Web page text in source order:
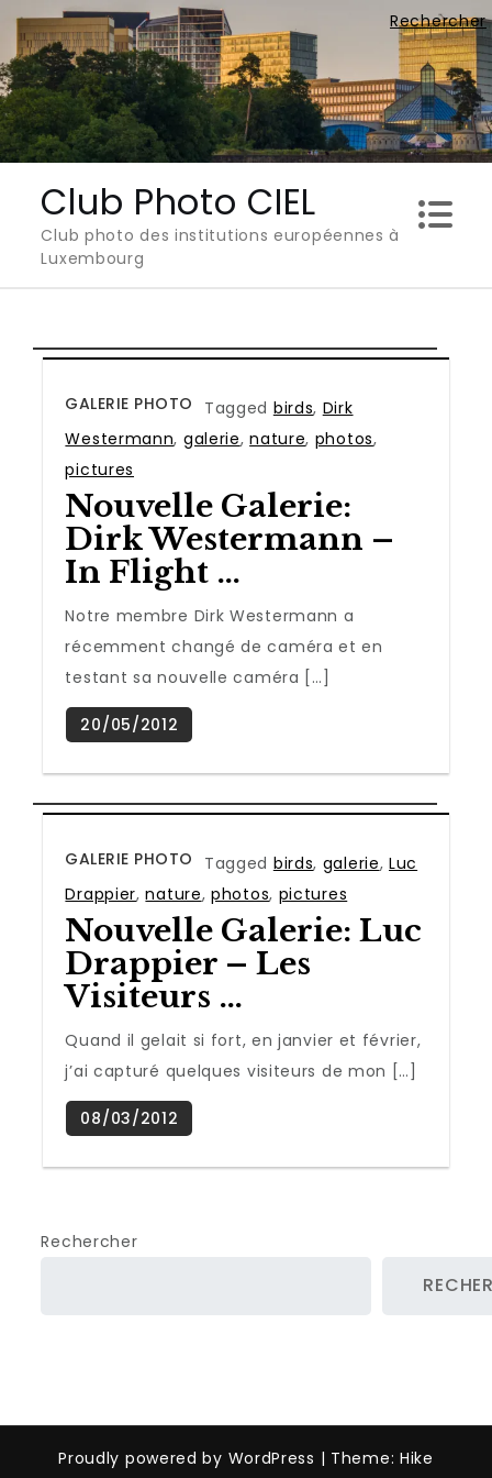
Rechercher
Skip
content
Club Photo CIEL
Club photo des institutions européennes à
Luxembourg
GALERIE PHOTO Tagged birds, Dirk
Westermann, galerie,nature, photos,
pictures
Nouvelle Galerie:
Dirk Westermann –
In Flight …
Notre membre Dirk Westermann a
récemment changé de caméra et en
testant sa nouvelle caméra […]
GALERIE PHOTO Tagged birds, galerie,Luc
Drappier,nature,photos, pictures
Nouvelle Galerie: Luc
Drappier – Les
Visiteurs …
Quand il gelait si fort, en janvier et février,
j’ai capturé quelques visiteurs de mon […]
Rechercher
Proudly powered by WordPress | Theme: Hike